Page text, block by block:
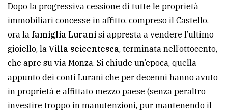
Dopo la progressiva cessione di tutte le proprietà
immobiliari concesse in affitto, compreso il Castello,
ora la famiglia Lurani si appresta a vendere l’ultimo
gioiello, la Villa seicentesca, terminata nell’ottocento,
che apre su via Monza. Si chiude un’epoca, quella
appunto dei conti Lurani che per decenni hanno avuto
in proprietà e affittato mezzo paese (senza peraltro
investire troppo in manutenzioni, pur mantenendo il